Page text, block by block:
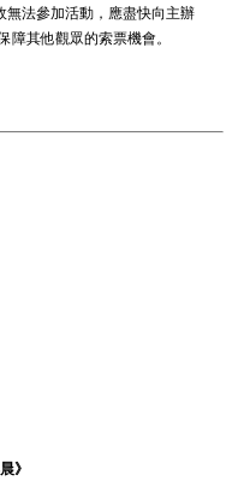
無法參加活動，應盡快向主辦
障其他觀眾的索票機會。
》